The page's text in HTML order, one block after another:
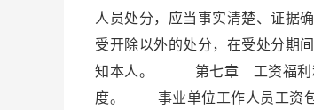
人员处分，应当事实清楚、证
受开除以外的处分，在受处分期
知本人。 第七章 工资福利和
度。 事业单位工作人员工资包